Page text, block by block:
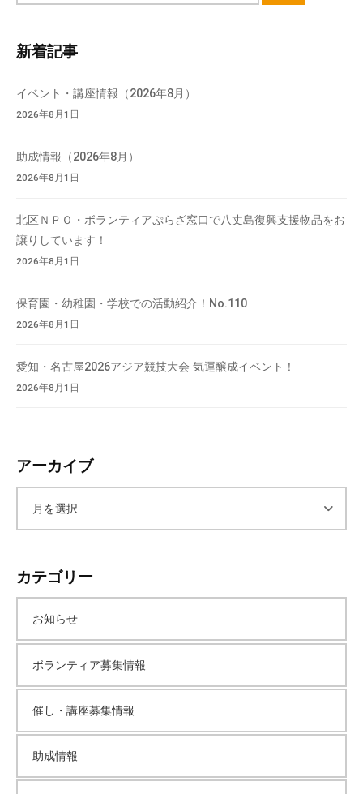
検
新着記事
イベント・講座情報（2026年8月）
2026年8月1日
助成情報（2026年8月）
2026年8月1日
北区ＮＰＯ・ボランティアぷらざ窓口で八丈島復興支援物品をお
譲りしています！
2026年8月1日
保育園・幼稚園・学校での活動紹介！No.110
2026年8月1日
愛知・名古屋2026アジア競技大会 気運醸成イベント！
2026年8月1日
アーカイブ
カ
イ
ブ
カテゴリー
お知らせ
ボランティア募集情報
催し・講座募集情報
助成情報